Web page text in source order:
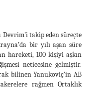
Devrim’i takip eden süreçte
bir yılı aşan süre
hareketi, 100 kişiyi aşkın
neticesine gelmiştir.
bilinen Yanukoviç’in AB
rağmen Ortaklık